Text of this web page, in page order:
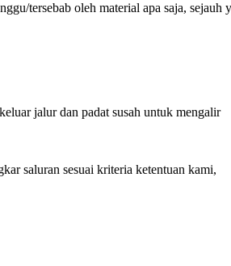
tersebab oleh material apa saja, sejauh
jalur dan padat susah untuk mengalir
saluran sesuai kriteria ketentuan kami,